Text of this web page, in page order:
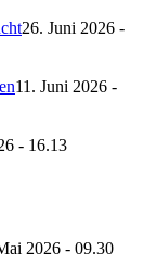
26. Juni 2026 -
11. Juni 2026 -
- 16.13
2026 - 09.30